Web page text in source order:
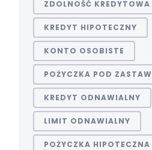
ZDOLNOŚĆ KREDYTOWA
KREDYT HIPOTECZNY
KONTO OSOBISTE
POŻYCZKA POD ZASTAW
KREDYT ODNAWIALNY
LIMIT ODNAWIALNY
POŻYCZKA HIPOTECZNA